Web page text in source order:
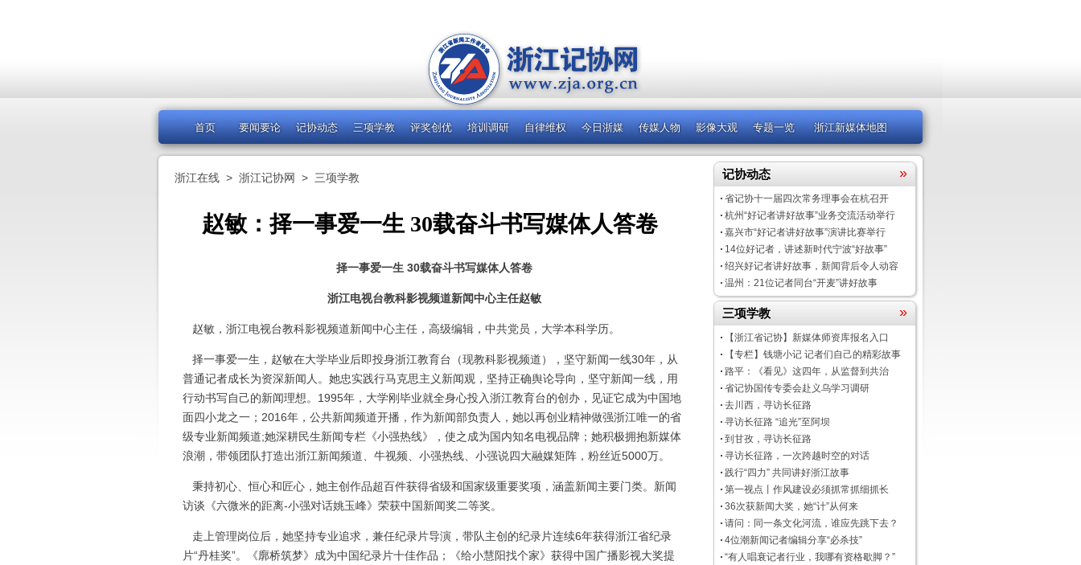
首页 要闻要论 记协动态 三项学教 评奖创优 培训调研 自律维权 今日浙媒 传媒人物 影像大观 专题一览 浙江新媒体地图
浙江在线 > 浙江记协网 > 三项学教
赵敏：择一事爱一生 30载奋斗书写媒体人答卷
择一事爱一生 30载奋斗书写媒体人答卷
浙江电视台教科影视频道新闻中心主任赵敏
赵敏，浙江电视台教科影视频道新闻中心主任，高级编辑，中共党员，大学本科学历。
择一事爱一生，赵敏在大学毕业后即投身浙江教育台（现教科影视频道），坚守新闻一线30年，从
普通记者成长为资深新闻人。她忠实践行马克思主义新闻观，坚持正确舆论导向，坚守新闻一线，用
行动书写自己的新闻理想。1995年，大学刚毕业就全身心投入浙江教育台的创办，见证它成为中国地
面四小龙之一；2016年，公共新闻频道开播，作为新闻部负责人，她以再创业精神做强浙江唯一的省
级专业新闻频道;她深耕民生新闻专栏《小强热线》，使之成为国内知名电视品牌；她积极拥抱新媒体
浪潮，带领团队打造出浙江新闻频道、牛视频、小强热线、小强说四大融媒矩阵，粉丝近5000万。
秉持初心、恒心和匠心，她主创作品超百件获得省级和国家级重要奖项，涵盖新闻主要门类。新闻
访谈《六微米的距离-小强对话姚玉峰》荣获中国新闻奖二等奖。
走上管理岗位后，她坚持专业追求，兼任纪录片导演，带队主创的纪录片连续6年获得浙江省纪录
片“丹桂奖”。《廓桥筑梦》成为中国纪录片十佳作品；《给小慧阳找个家》获得中国广播影视大奖提
记协动态 »
省记协十一届四次常务理事会在杭召开
杭州“好记者讲好故事”业务交流活动举行
嘉兴市“好记者讲好故事”演讲比赛举行
14位好记者，讲述新时代宁波“好故事”
绍兴好记者讲好故事，新闻背后令人动容
温州：21位记者同台“开麦”讲好故事
三项学教 »
【浙江省记协】新媒体师资库报名入口
【专栏】钱塘小记 记者们自己的精彩故事
路平：《看见》这四年，从监督到共治
省记协国传专委会赴义乌学习调研
去川西，寻访长征路
寻访长征路 “追光”至阿坝
到甘孜，寻访长征路
寻访长征路，一次跨越时空的对话
践行“四力” 共同讲好浙江故事
第一视点丨作风建设必须抓常抓细抓长
36次获新闻大奖，她“计”从何来
请问：同一条文化河流，谁应先跳下去？
4位潮新闻记者编辑分享“必杀技”
“有人唱衰记者行业，我哪有资格歇脚？”